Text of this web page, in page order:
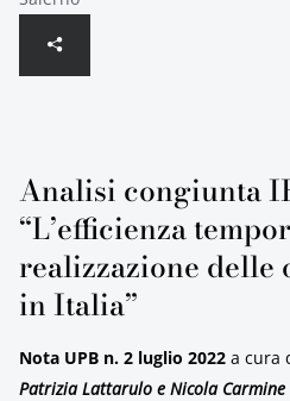
Analisi congiunta
“L’efficienza
realizzazione delle
in Italia”
Nota UPB n. 2 luglio 2022 a cura
Patrizia Lattarulo e Nicola Carmine